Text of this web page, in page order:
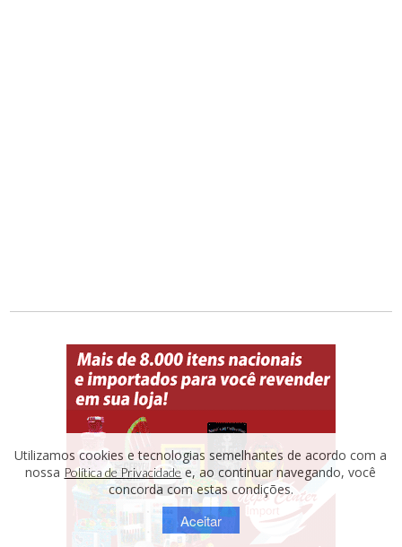
Utilizamos cookies e tecnologias semelhantes de acordo com a
nossa Política de Privacidade e, ao continuar navegando, você
concorda com estas condições.
Aceitar